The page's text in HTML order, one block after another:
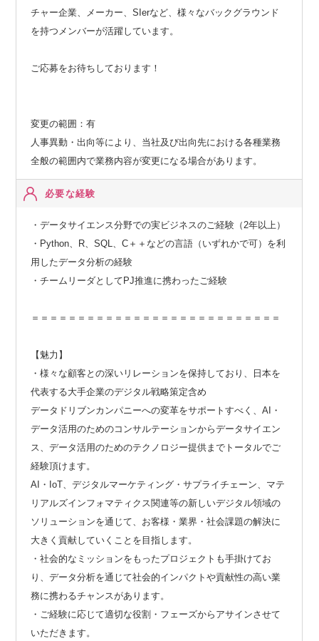
チャー企業、メーカー、SIerなど、様々なバックグラウンド
を持つメンバーが活躍しています。
ご応募をお待ちしております！
変更の範囲：有
人事異動・出向等により、当社及び出向先における各種業務
全般の範囲内で業務内容が変更になる場合があります。
必要な経験
・データサイエンス分野での実ビジネスのご経験（2年以上）
・Python、R、SQL、C＋＋などの言語（いずれかで可）を利
用したデータ分析の経験
・チームリーダとしてPJ推進に携わったご経験
＝＝＝＝＝＝＝＝＝＝＝＝＝＝＝＝＝＝＝＝＝＝＝＝＝＝＝
【魅力】
・様々な顧客との深いリレーションを保持しており、日本を
代表する大手企業のデジタル戦略策定含め
データドリブンカンパニーへの変革をサポートすべく、AI・
データ活用のためのコンサルテーションからデータサイエン
ス、データ活用のためのテクノロジー提供までトータルでご
経験頂けます。
AI・IoT、デジタルマーケティング・サプライチェーン、マテ
リアルズインフォマティクス関連等の新しいデジタル領域の
ソリューションを通じて、お客様・業界・社会課題の解決に
大きく貢献していくことを目指します。
・社会的なミッションをもったプロジェクトも手掛けてお
り、データ分析を通じて社会的インパクトや貢献性の高い業
務に携わるチャンスがあります。
・ご経験に応じて適切な役割・フェーズからアサインさせて
いただきます。